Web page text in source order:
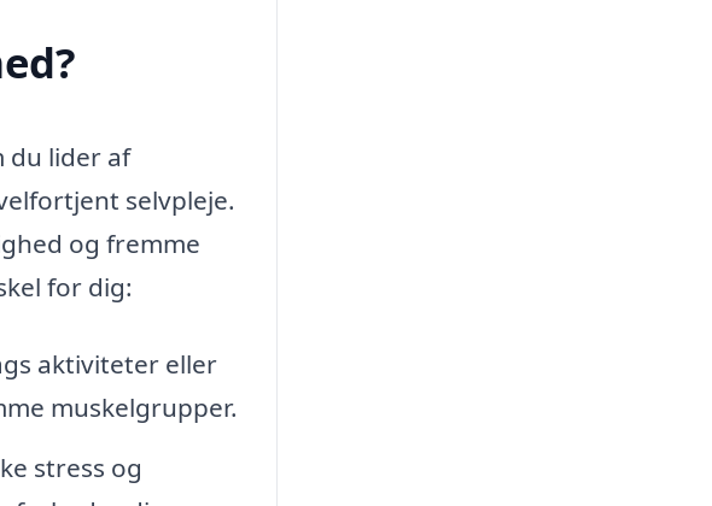
du lider af
selvpleje.
og fremme
for dig:
aktiviteter eller
muskelgrupper.
stress og